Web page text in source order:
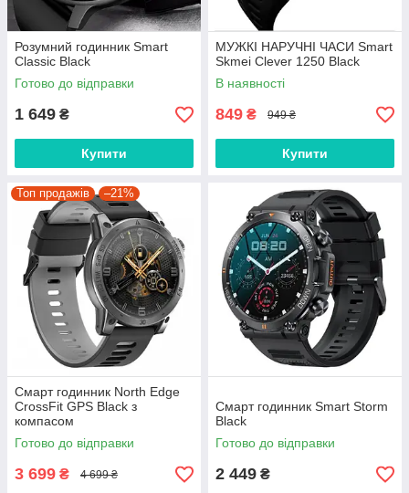
Розумний годинник Smart
Classic Black
Готово до відправки
1 649 ₴
Купити
МУЖКІ НАРУЧНІ ЧАСИ Smart
Skmei Clever 1250 Black
В наявності
849 ₴ 949 ₴
Купити
Топ продажів –21%
Смарт годинник North Edge
CrossFit GPS Black з
компасом
Готово до відправки
3 699 ₴ 4 699 ₴
Смарт годинник Smart Storm
Black
Готово до відправки
2 449 ₴